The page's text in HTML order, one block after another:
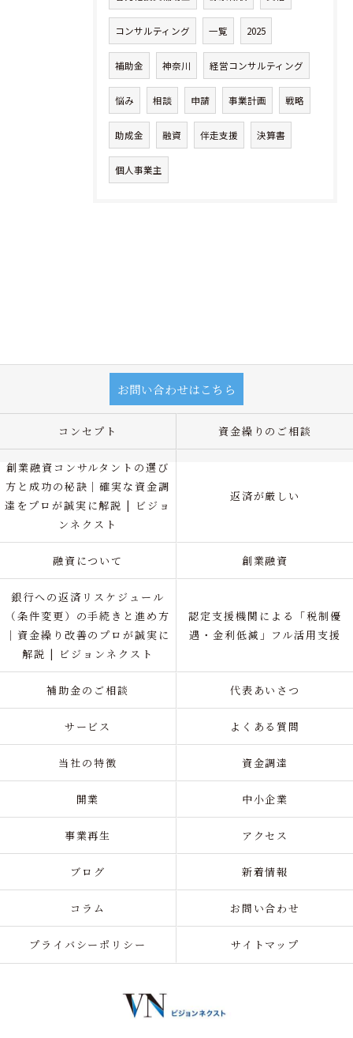
コンサルティング 一覧 2025
補助金 神奈川 経営コンサルティング
悩み 相談 申請 事業計画 戦略
助成金 融資 伴走支援 決算書
個人事業主
お問い合わせはこちら
コンセプト 資金繰りのご相談
創業融資コンサルタントの選び
方と成功の秘訣｜確実な資金調
達をプロが誠実に解説 | ビジョ
ンネクスト
返済が厳しい
融資について 創業融資
銀行への返済リスケジュール
（条件変更）の手続きと進め方
｜資金繰り改善のプロが誠実に
解説 | ビジョンネクスト
認定支援機関による「税制優
遇・金利低減」フル活用支援
補助金のご相談 代表あいさつ
サービス よくある質問
当社の特徴 資金調達
開業 中小企業
事業再生 アクセス
ブログ 新着情報
コラム お問い合わせ
プライバシーポリシー サイトマップ